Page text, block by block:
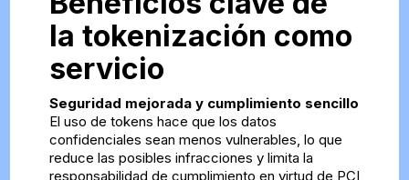
la tokenización como
servicio
Seguridad mejorada y cumplimiento sencillo
El uso de tokens hace que los datos
confidenciales sean menos vulnerables, lo que
reduce las posibles infracciones y limita la
responsabilidad de cumplimiento en virtud de PCI